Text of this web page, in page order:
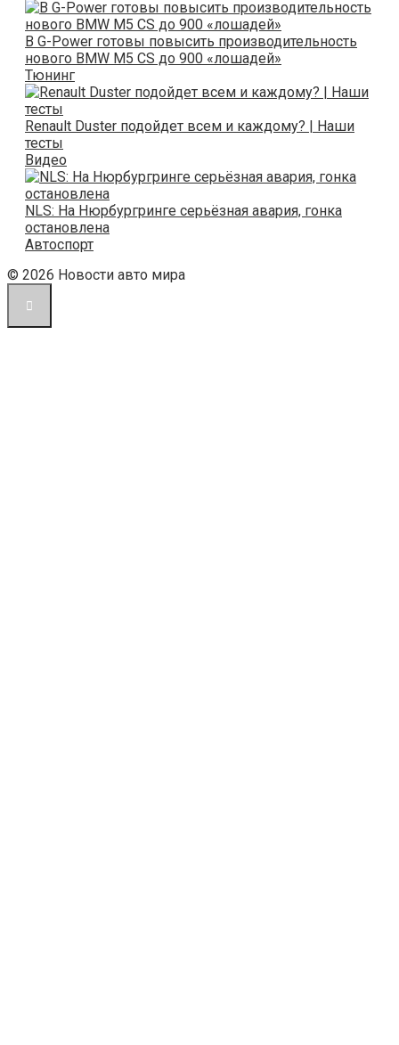
В G-Power готовы повысить производительность
нового BMW M5 CS до 900 «лошадей»
Тюнинг
Renault Duster подойдет всем и каждому? | Наши
тесты
Видео
NLS: На Нюрбургринге серьёзная авария, гонка
остановлена
Автоспорт
© 2026 Новости авто мира